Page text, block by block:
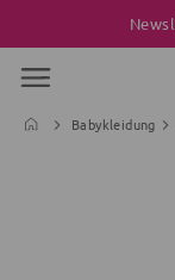
Babykleidung